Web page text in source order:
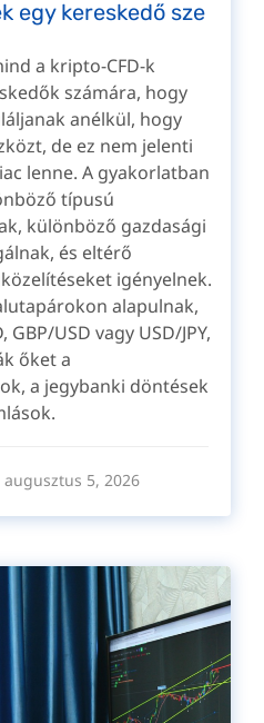
egy kereskedő sze
a kripto-CFD-k
számára, hogy
anélkül, hogy
de ez nem jelenti
lenne. A gyakorlatban
típusú
különböző gazdasági
és eltérő
igényelnek.
alapulnak,
USD vagy USD/JPY,
őket a
a jegybanki döntések
augusztus 5, 2026